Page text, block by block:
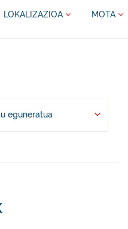
LOKALIZAZIOA MOTA
eguneratua